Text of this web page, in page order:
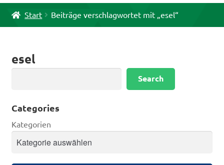
Start Beiträge verschlagwortet mit „esel“
esel
Search
Categories
Kategorien